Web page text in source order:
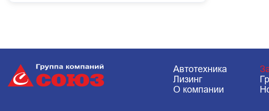
Автотехника
Лизинг
О компании